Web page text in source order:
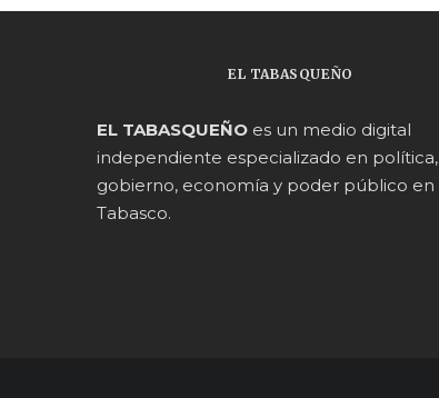
EL TABASQUEÑO
EL TABASQUEÑO es un medio digital
independiente especializado en política,
gobierno, economía y poder público en
Tabasco.